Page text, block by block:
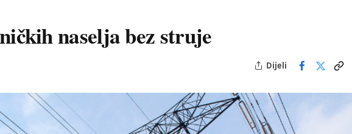
naselja bez struje
Dijeli